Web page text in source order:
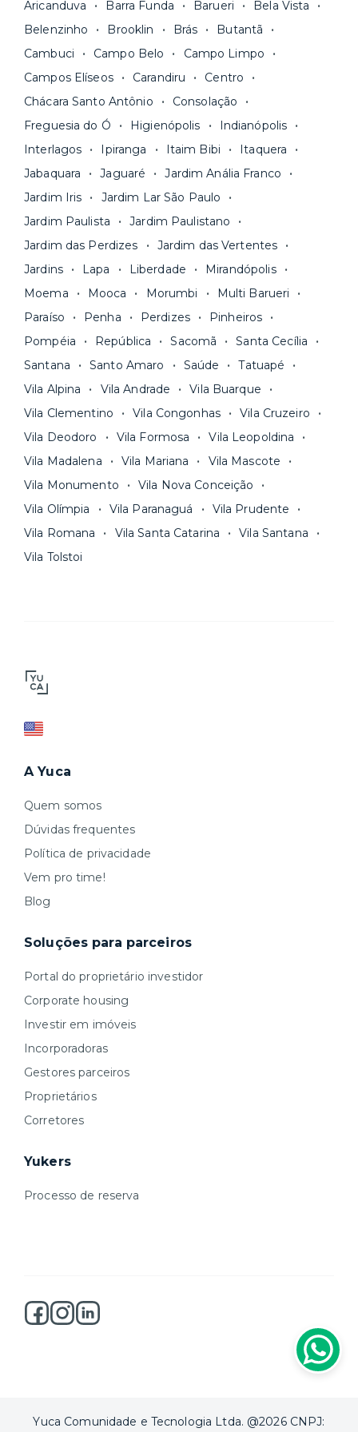
unidades são semprenovas ou recém-
reformadase já vêm com tudo funcionando —
água, gás, energia e, em alguns casos, até
Os moradores ainda contam com a facilidade de
pagar todas as contas do mês junto com o
aluguel, em um boleto único. Quer ainda mais
praticidade? Escolha uma unidade com serviços
inclusos e solicite suporte e manutenção para a
nossa equipe via app.
Seja uma mala ou um caminhão de mudança: é
só levar as suas coisas e começar a morar.
sem multa.
menores para períodos mais longos. Você
pode comparar os valores e escolher o prazo
ideal para o seu momento de vida na página das
A melhor parte é que todo oprocesso de
documentação pelo site da Yuca e assina o
contrato na tela do seu computador ou celular.
Simples, seguro e sem burocracia!
Aricanduva
Barra Funda Barueri
Bela Vista
Belenzinho
Brooklin Brás
Butantã
Cambuci
Campo Belo
Campo Limpo
Campos Elíseos
Carandiru
Centro
Chácara Santo Antônio
Consolação
Freguesia do Ó
Higienópolis
Indianópolis
Interlagos
Ipiranga Itaim Bibi
Itaquera
Jabaquara
Jaguaré
Jardim Anália Franco
Jardim Iris
Jardim Lar São Paulo
Jardim Paulista
Jardim Paulistano
Jardim das Perdizes
Jardim das Vertentes
Jardins
Lapa Liberdade
Mirandópolis
Moema
Mooca Morumbi
Multi Barueri
Paraíso
Penha Perdizes
Pinheiros
Pompéia
República Sacomã
Santa Cecília
Santana
Santo Amaro Saúde
Tatuapé
Vila Alpina
Vila Andrade
Vila Buarque
Vila Clementino
Vila Congonhas
Vila Cruzeiro
Vila Deodoro
Vila Formosa
Vila Leopoldina
Vila Madalena
Vila Mariana
Vila Mascote
Vila Monumento
Vila Nova Conceição
Vila Olímpia
Vila Paranaguá
Vila Prudente
Vila Romana
Vila Santa Catarina
Vila Santana
Vila Tolstoi
A Yuca
Quem somos
Dúvidas frequentes
Política de privacidade
Vem pro time!
Blog
Soluções para parceiros
Portal do proprietário investidor
Corporate housing
Investir em imóveis
Incorporadoras
Gestores parceiros
Proprietários
Corretores
Yukers
Processo de reserva
Yuca Comunidade e Tecnologia Ltda. @2026 CNPJ: